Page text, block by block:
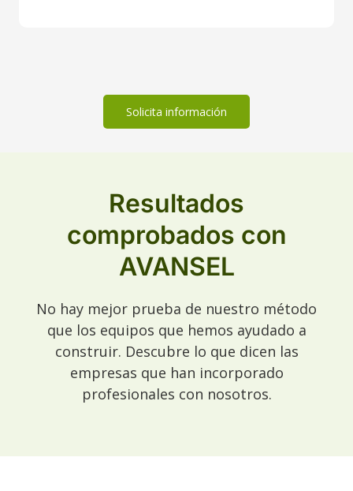
Solicita información
Resultados
comprobados con
AVANSEL
No hay mejor prueba de nuestro método
que los equipos que hemos ayudado a
construir. Descubre lo que dicen las
empresas que han incorporado
profesionales con nosotros.